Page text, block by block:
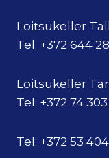
Loitsukeller
Tel: +372 644
Loitsukeller
Tel: +372 74
Tel: +372 53